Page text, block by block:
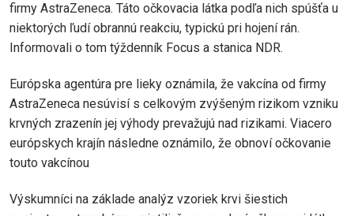
firmy AstraZeneca. Táto očkovacia látka podľa nich spúšťa u
niektorých ľudí obrannú reakciu, typickú pri hojení rán.
Informovali o tom týždenník Focus a stanica NDR.
Európska agentúra pre lieky oznámila, že vakcína od firmy
AstraZeneca nesúvisí s celkovým zvýšeným rizikom vzniku
krvných zrazenín jej výhody prevažujú nad rizikami. Viacero
európskych krajín následne oznámilo, že obnoví očkovanie
touto vakcínou
Výskumníci na základe analýz vzoriek krvi šiestich